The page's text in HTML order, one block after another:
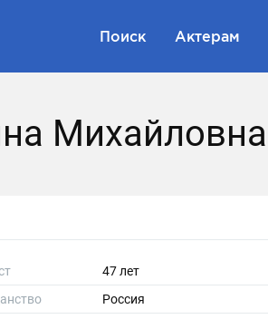
Поиск Актерам
Михайловна
47 лет
Россия